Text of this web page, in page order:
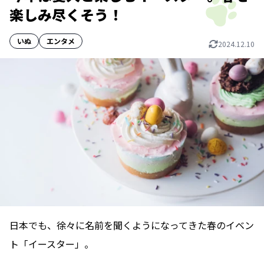
楽しみ尽くそう！
いぬ エンタメ 2024.12.10
日本でも、徐々に名前を聞くようになってきた春のイベン
ト「イースター」。